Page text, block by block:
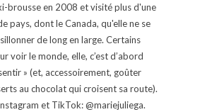
brousse en 2008 et visité plus d'une
pays, dont le Canada, qu'elle ne se
de long en large. Certains
voir le monde, elle, c’est d’abord
» (et, accessoirement, goûter
au chocolat qui croisent sa route).
et TikTok: @mariejuliega.